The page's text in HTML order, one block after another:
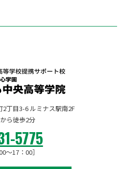
2丁目3-6 ルミナス駅南2F
ら徒歩2分
5775
〜17：00］